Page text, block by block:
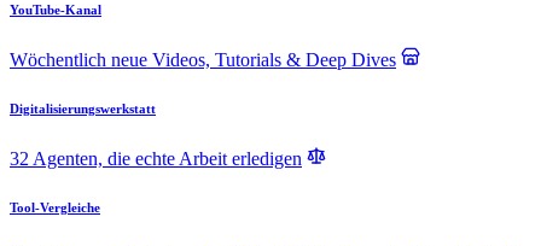
YouTube-Kanal
Wöchentlich neue Videos, Tutorials & Deep Dives
Digitalisierungswerkstatt
32 Agenten, die echte Arbeit erledigen
Tool-Vergleiche